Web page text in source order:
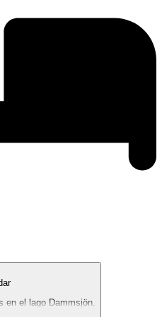
en el lago Dammsjön.